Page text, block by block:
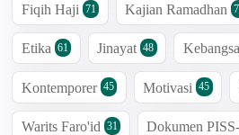
Fiqih Haji 71 Kajian Ramadhan
Etika 61 Jinayat 48
Kontemporer 45 Motivasi 45
Warits Faro'id 31 Dokumen